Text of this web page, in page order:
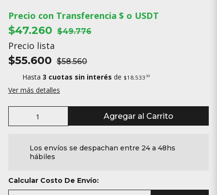
Precio con Transferencia $ o USDT
$47.260 $49.776
Precio lista
$55.600 $58.560
Hasta 3 cuotas sin interés de $18.533 33
Ver más detalles
Agregar al Carrito
Los envíos se despachan entre 24 a 48hs
hábiles
Calcular Costo De Envío: